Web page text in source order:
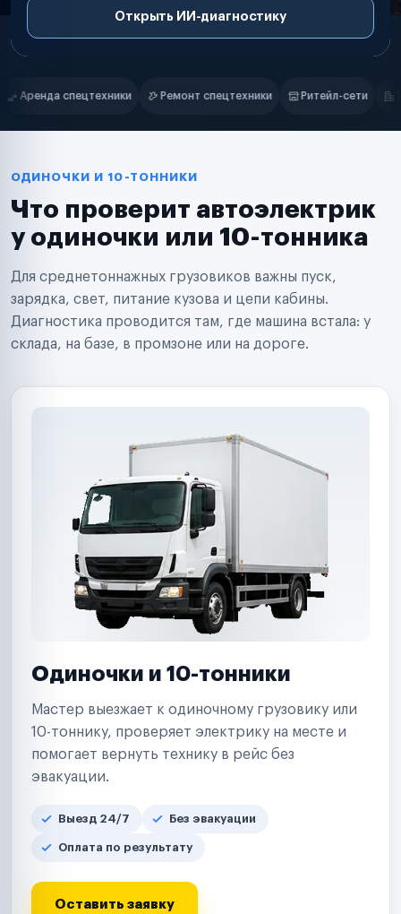
Открыть ИИ-диагностику
Нам доверяют
спецтехники Ритейл-сети Управляющие компании
Маркетплейсы
Таксопарки
Автодилеры
Поставщики запчастей
Аренда спецтехники
Ремонт спецтехники
Ритейл-сети
Управляющие компании
Страховые компании
ОДИНОЧКИ И 10-ТОННИКИ
Что проверит автоэлектрик
у одиночки или 10-тонника
Для среднетоннажных грузовиков важны пуск,
зарядка, свет, питание кузова и цепи кабины.
Диагностика проводится там, где машина встала: у
склада, на базе, в промзоне или на дороге.
Одиночки и 10-тонники
Мастер выезжает к одиночному грузовику или
10-тоннику, проверяет электрику на месте и
помогает вернуть технику в рейс без
эвакуации.
Выезд 24/7 Без эвакуации
Оплата по результату
Оставить заявку